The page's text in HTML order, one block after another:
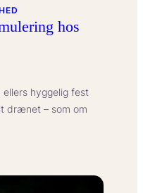
hos
hyggelig fest
drænet – som om